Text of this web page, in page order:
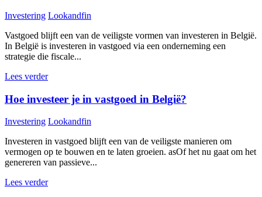
Investering Lookandfin
Vastgoed blijft een van de veiligste vormen van investeren in België.
In België is investeren in vastgoed via een onderneming een
strategie die fiscale...
Lees verder
Hoe investeer je in vastgoed in België?
Investering Lookandfin
Investeren in vastgoed blijft een van de veiligste manieren om
vermogen op te bouwen en te laten groeien. asOf het nu gaat om het
genereren van passieve...
Lees verder